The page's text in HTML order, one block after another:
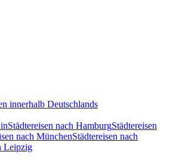
innerhalb Deutschlands
Städtereisen nach HamburgStädtereisen
nach MünchenStädtereisen nach
Leipzig